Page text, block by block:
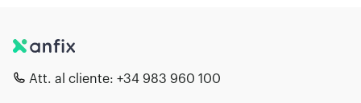
Att. al cliente: +34 983 960 100